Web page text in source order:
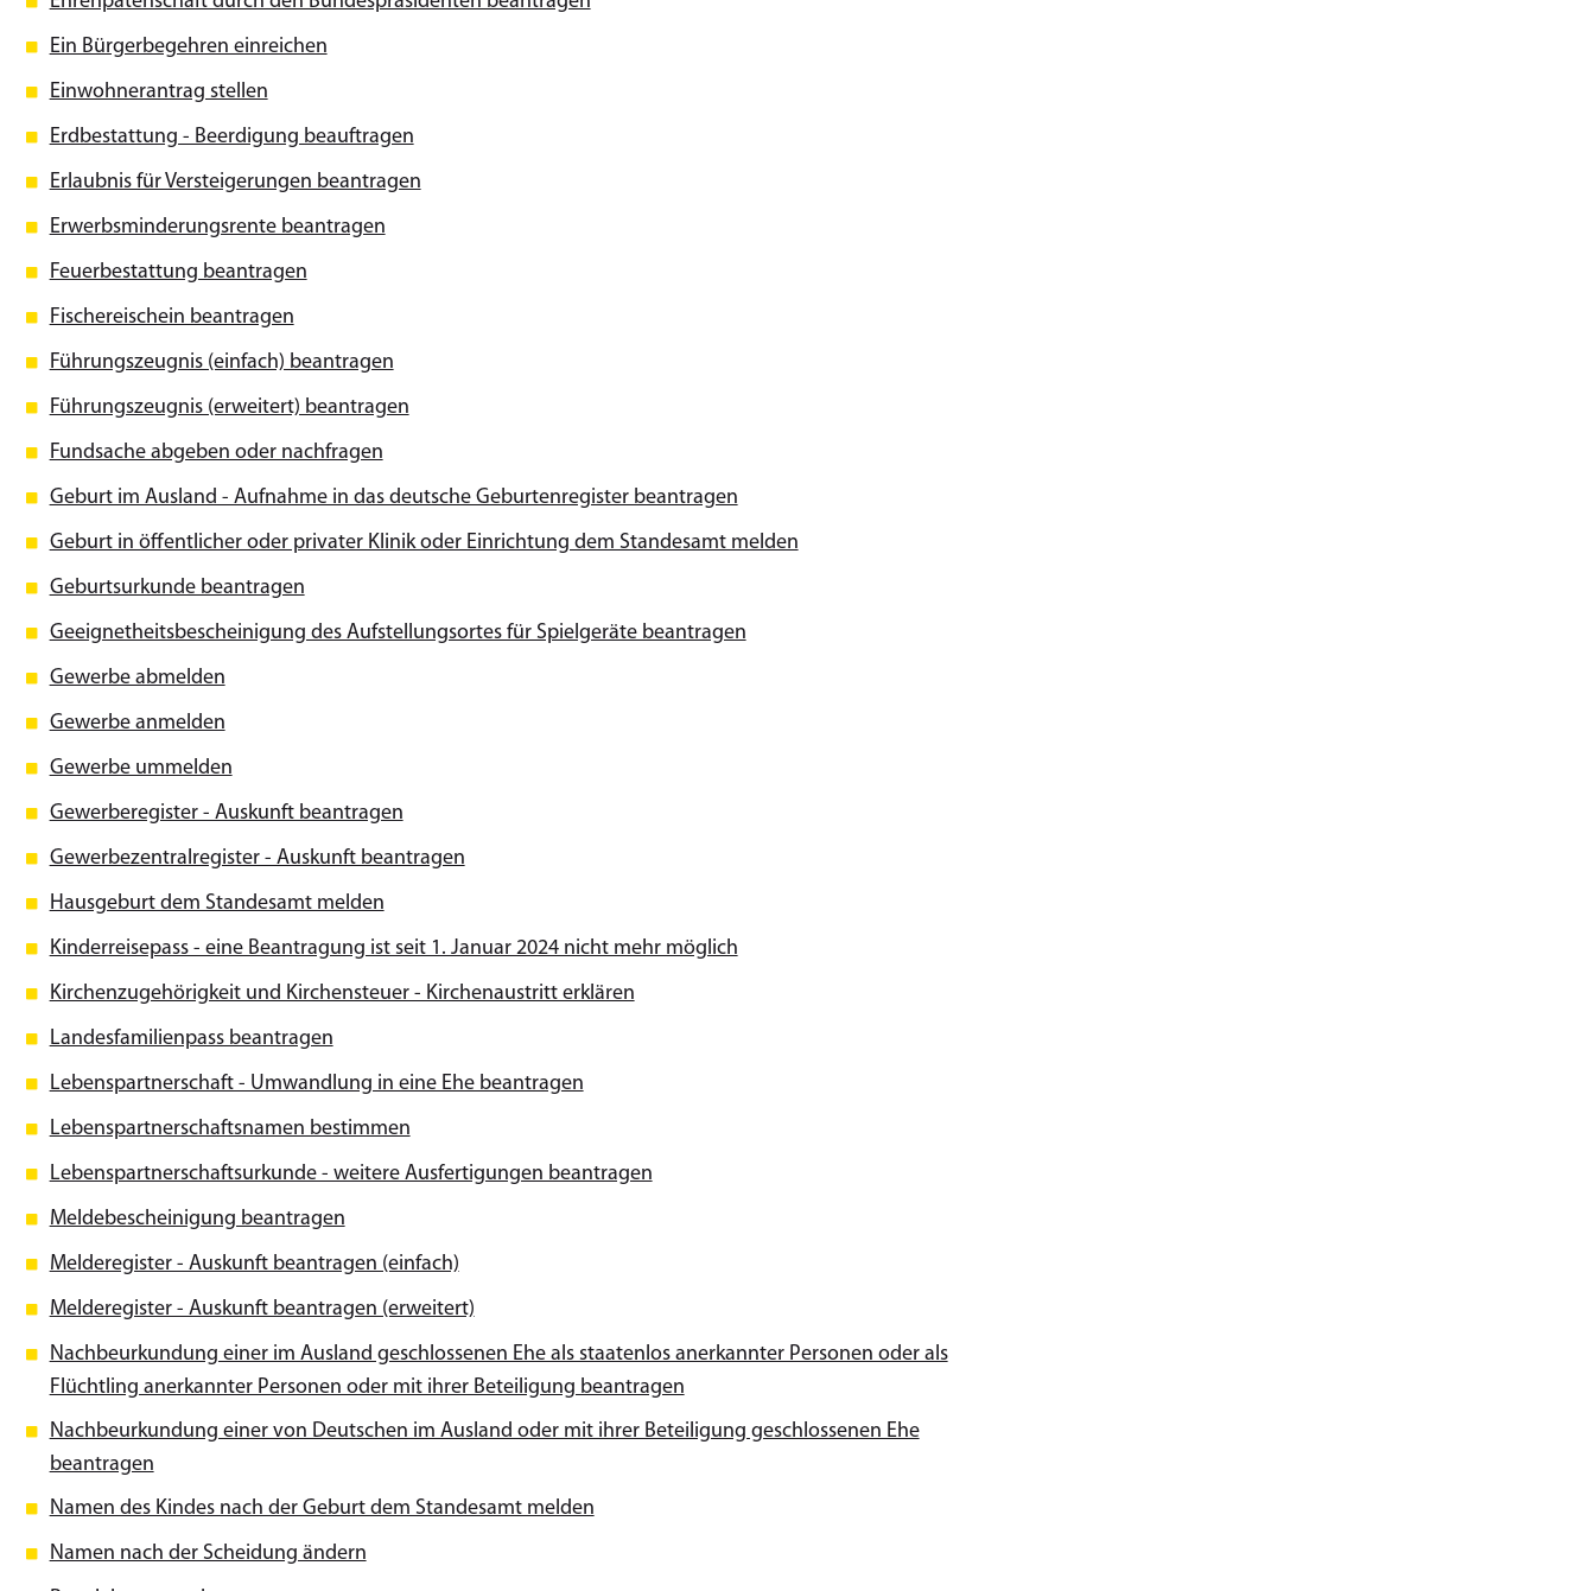
Ein Bürgerbegehren einreichen
Einwohnerantrag stellen
Erdbestattung - Beerdigung beauftragen
Erlaubnis für Versteigerungen beantragen
Erwerbsminderungsrente beantragen
Feuerbestattung beantragen
Fischereischein beantragen
Führungszeugnis (einfach) beantragen
Führungszeugnis (erweitert) beantragen
Fundsache abgeben oder nachfragen
Geburt im Ausland - Aufnahme in das deutsche Geburtenregister beantragen
Geburt in öffentlicher oder privater Klinik oder Einrichtung dem Standesamt melden
Geburtsurkunde beantragen
Geeignetheitsbescheinigung des Aufstellungsortes für Spielgeräte beantragen
Gewerbe abmelden
Gewerbe anmelden
Gewerbe ummelden
Gewerberegister - Auskunft beantragen
Gewerbezentralregister - Auskunft beantragen
Hausgeburt dem Standesamt melden
Kinderreisepass - eine Beantragung ist seit 1. Januar 2024 nicht mehr möglich
Kirchenzugehörigkeit und Kirchensteuer - Kirchenaustritt erklären
Landesfamilienpass beantragen
Lebenspartnerschaft - Umwandlung in eine Ehe beantragen
Lebenspartnerschaftsnamen bestimmen
Lebenspartnerschaftsurkunde - weitere Ausfertigungen beantragen
Meldebescheinigung beantragen
Melderegister - Auskunft beantragen (einfach)
Melderegister - Auskunft beantragen (erweitert)
Nachbeurkundung einer im Ausland geschlossenen Ehe als staatenlos anerkannter Personen oder als
Flüchtling anerkannter Personen oder mit ihrer Beteiligung beantragen
Nachbeurkundung einer von Deutschen im Ausland oder mit ihrer Beteiligung geschlossenen Ehe
beantragen
Namen des Kindes nach der Geburt dem Standesamt melden
Namen nach der Scheidung ändern